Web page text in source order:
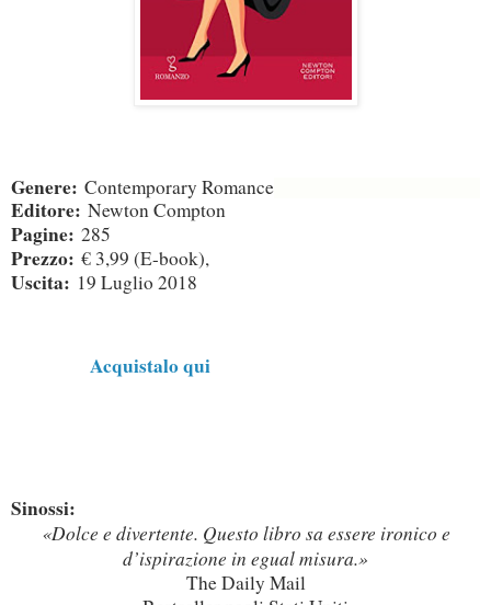
Genere: Contemporary Romance
Editore: Newton Compton
Pagine: 285
Prezzo: € 3,99 (E-book),
Uscita: 19 Luglio 2018
Acquistalo qui
Sinossi:
«Dolce e divertente. Questo libro sa essere ironico e
d’ispirazione in egual misura.»
The Daily Mail